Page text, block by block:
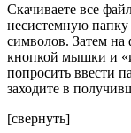
Скачиваете все
несистемную
символов. Затем
кнопкой мышки и
попросить ввести
заходите в
[свернуть]